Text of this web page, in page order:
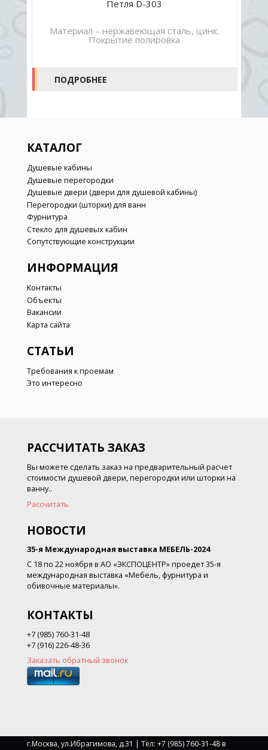
Петля D-303
Материал – нержавеющая сталь, цинк.
Покрытие полировка
ПОДРОБНЕЕ
КАТАЛОГ
Душевые кабины
Душевые перегородки
Душевые двери (двери для душевой кабины)
Перегородки (шторки) для ванн
Фурнитура
Стекло для душевых кабин
Сопутствующие конструкции
ИНФОРМАЦИЯ
Контакты
Объекты
Вакансии
Карта сайта
СТАТЬИ
Требования к проемам
Это интересно
РАССЧИТАТЬ ЗАКАЗ
Вы можете сделать заказ на предварительный расчет
стоимости душевой двери, перегородки или шторки на
ванну..
Рассчитать
НОВОСТИ
35-я Международная выставка МЕБЕЛЬ-2024
С 18 по 22 ноября в АО «ЭКСПОЦЕНТР» проедет 35-я
международная выставка «Мебель, фурнитура и
обивочные материалы».
КОНТАКТЫ
+7 (985) 760-31-48
+7 (916) 226-48-36
Заказать обратный звонок
г.Москва, ул.Ибрагимова, д.31 | Тел: +7 (985) 760-31-48 в